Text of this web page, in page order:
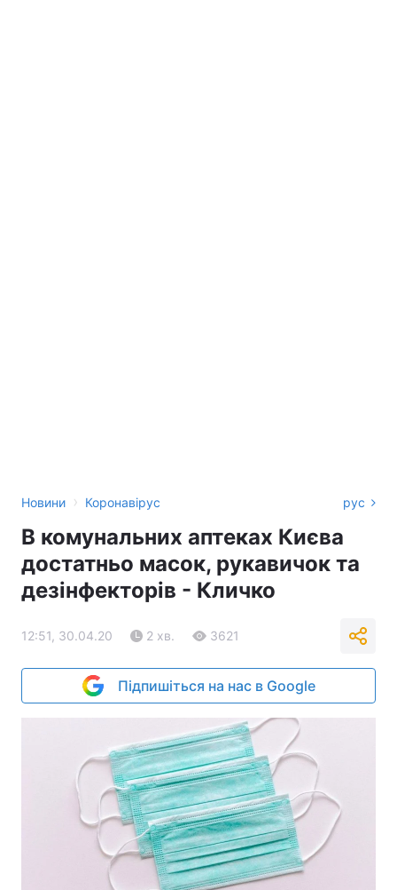
Новини › Коронавірус рус
В комунальних аптеках Києва
достатньо масок, рукавичок та
дезінфекторів - Кличко
12:51, 30.04.20 2 хв. 3621
Підпишіться на нас в Google